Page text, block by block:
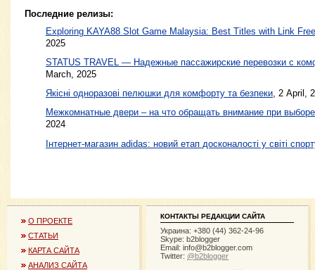
Последние релизы:
Exploring KAYA88 Slot Game Malaysia: Best Titles with Link
2025
STATUS TRAVEL — Надежные пассажирские перевозки с
March, 2025
Якісні одноразові пелюшки для комфорту та безпеки, 2 April,
Межкомнатные двери – на что обращать внимание при
2024
Інтернет-магазин adidas: новий етап досконалості у світі
О ПРОЕКТЕ
СТАТЬИ
КАРТА САЙТА
АНАЛИЗ САЙТА
КОНТАКТЫ РЕДАКЦИИ САЙТА
Украина: +380 (44) 362-24-96
Skype: b2blogger
Email: info@b2blogger.com
Twitter: @b2blogger